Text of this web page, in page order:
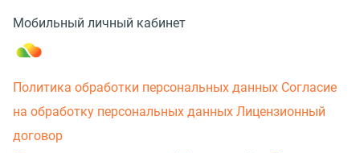
Мобильный личный кабинет
Политика обработки персональных данных Согласие
на обработку персональных данных Лицензионный
договор